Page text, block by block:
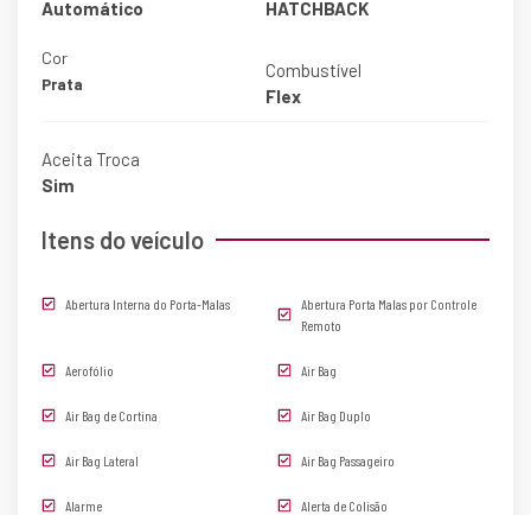
Automático
HATCHBACK
Cor
Prata
Combustível
Flex
Aceita Troca
Sim
Itens do veículo
Abertura Interna do Porta-Malas
Abertura Porta Malas por Controle
Remoto
Aerofólio Air Bag
Air Bag de Cortina Air Bag Duplo
Air Bag Lateral Air Bag Passageiro
Alarme Alerta de Colisão